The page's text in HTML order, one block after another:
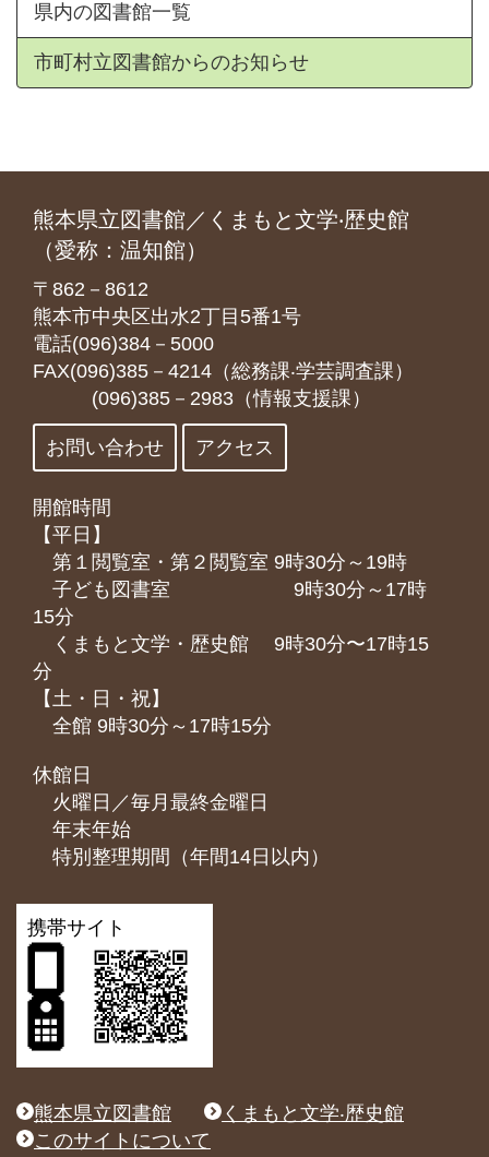
県内の図書館一覧
市町村立図書館からのお知らせ
熊本県立図書館／くまもと文学‧歴史館
（愛称：温知館）
〒862－8612
熊本市中央区出水2丁目5番1号
電話(096)384－5000
FAX(096)385－4214（総務課‧学芸調査課）
(096)385－2983（情報支援課）
お問い合わせ アクセス
開館時間
【平日】
第１閲覧室・第２閲覧室 9時30分～19時
子ども図書室 9時30分～17時
15分
くまもと⽂学・歴史館 9時30分〜17時15
分
【土・日・祝】
全館 9時30分～17時15分
休館日
火曜日／毎月最終金曜日
年末年始
特別整理期間（年間14日以内）
携帯サイト
熊本県立図書館
くまもと文学‧歴史館
このサイトについて